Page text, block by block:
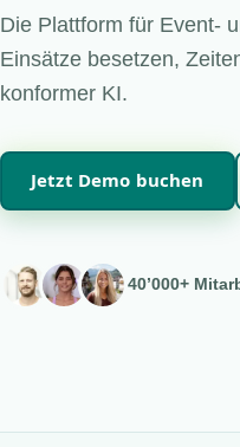
Die Plattform für Event-
Einsätze besetzen,
konformer KI.
Jetzt Demo buchen
40’000+